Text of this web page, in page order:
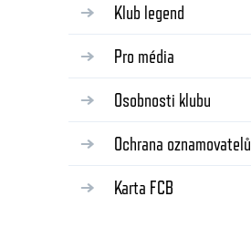
Klub legend
Pro média
Osobnosti klubu
Ochrana oznamovatelů
Karta FCB